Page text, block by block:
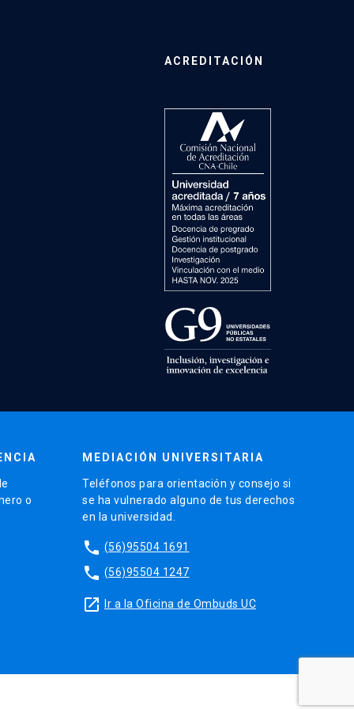
ACREDITACIÓN
o
MEDIACIÓN UNIVERSITARIA
Teléfonos para orientación y consejo si
se ha vulnerado alguno de tus derechos
en la universidad.
phone (56)95504 1691
phone (56)95504 1247
launch Ir a la Oficina de Ombuds UC